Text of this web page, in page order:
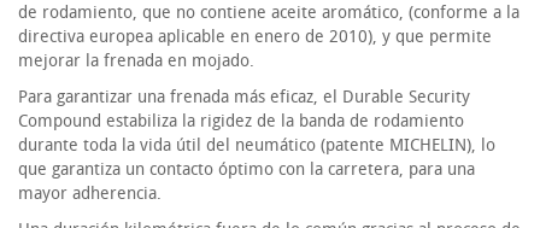
de rodamiento, que no contiene aceite aromático, (conforme a la
directiva europea aplicable en enero de 2010), y que permite
mejorar la frenada en mojado.
Para garantizar una frenada más eficaz, el Durable Security
Compound estabiliza la rigidez de la banda de rodamiento
durante toda la vida útil del neumático (patente MICHELIN), lo
que garantiza un contacto óptimo con la carretera, para una
mayor adherencia.